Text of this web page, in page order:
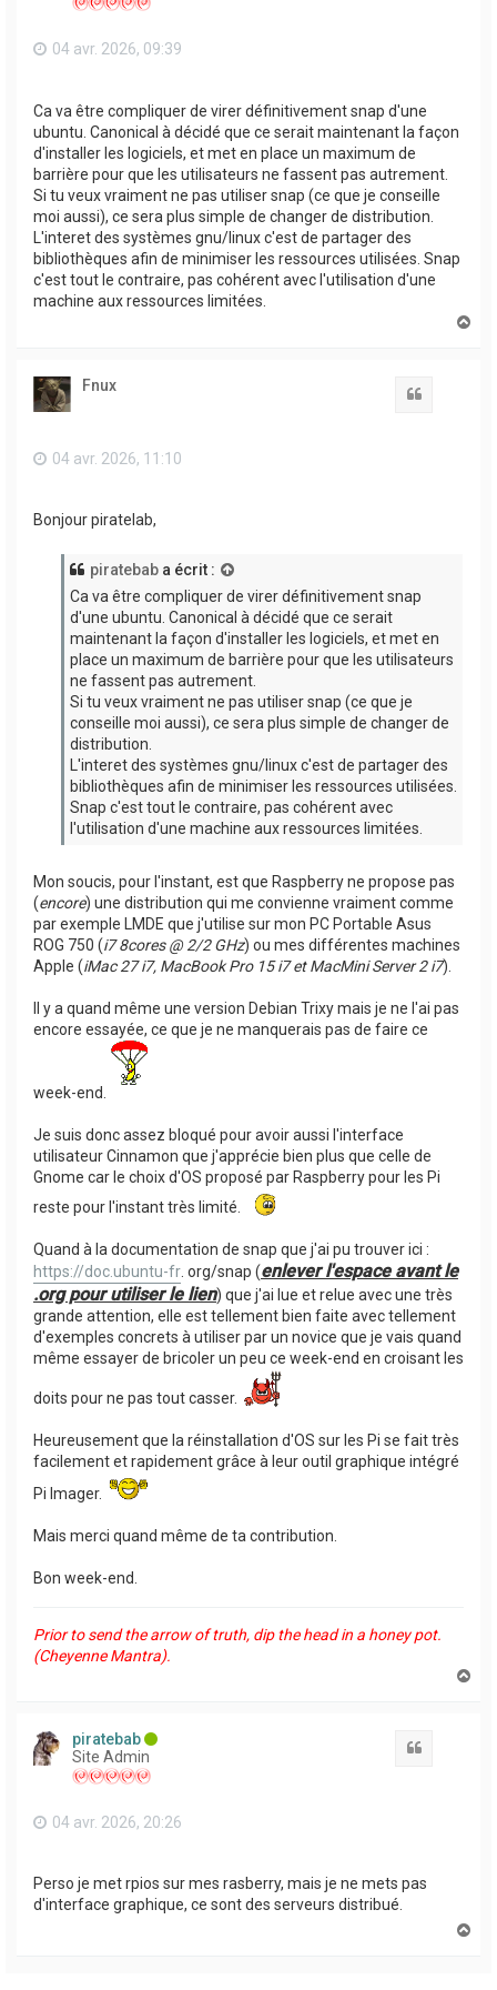
    class-ID: 0900
  System Temperatures: cpu: 61.3 C mobo: N/A
  Active apt repos in: /etc/apt/sources.list
1: deb http: //c.archive.ubuntu .com/ubuntu/
2: deb http: //ports.ubuntu .com/ubuntu-
3: deb http: //c.archive.ubuntu .com/
4: deb http: //c.archive.ubuntu .com/
5: deb http: //ports.ubuntu .com/ubuntu-
6: deb http: //ports.ubuntu .com/ubuntu-
7: deb http: //ports.ubuntu .com/ubuntu-
Active apt repos in: /etc/apt/sources.list.d/
1: deb https: //esm.ubuntu .com/apps/ubuntu
Active apt repos in: /etc/apt/sources.list.d/
1: deb https: //esm.ubuntu .com/infra/
Active apt repos in: /etc/apt/sources.list.d/
1: deb http: //c.archive.ubuntu .com/
Memory: total: N/A available: 15.6 GiB used:
Processes: 333 Power: uptime: 5h 7m suspend:
    default: graphical
04 avr. 2026, 09:39
Ca va être compliquer de virer définitivement snap d'une
ubuntu. Canonical à décidé que ce serait maintenant la façon
d'installer les logiciels, et met en place un maximum de
barrière pour que les utilisateurs ne fassent pas autrement.
Si tu veux vraiment ne pas utiliser snap (ce que je conseille
moi aussi), ce sera plus simple de changer de distribution.
L'interet des systèmes gnu/linux c'est de partager des
bibliothèques afin de minimiser les ressources utilisées. Snap
c'est tout le contraire, pas cohérent avec l'utilisation d'une
machine aux ressources limitées.
Fnux
04 avr. 2026, 11:10
Bonjour piratelab,
piratebab a écrit :
Ca va être compliquer de virer définitivement snap
d'une ubuntu. Canonical à décidé que ce serait
maintenant la façon d'installer les logiciels, et met en
place un maximum de barrière pour que les utilisateurs
ne fassent pas autrement.
Si tu veux vraiment ne pas utiliser snap (ce que je
conseille moi aussi), ce sera plus simple de changer de
distribution.
L'interet des systèmes gnu/linux c'est de partager des
bibliothèques afin de minimiser les ressources utilisées.
Snap c'est tout le contraire, pas cohérent avec
l'utilisation d'une machine aux ressources limitées.
Mon soucis, pour l'instant, est que Raspberry ne propose pas
(encore) une distribution qui me convienne vraiment comme
par exemple LMDE que j'utilise sur mon PC Portable Asus
ROG 750 (i7 8cores @ 2/2 GHz) ou mes différentes machines
Apple (iMac 27 i7, MacBook Pro 15 i7 et MacMini Server 2 i7).
Il y a quand même une version Debian Trixy mais je ne l'ai pas
encore essayée, ce que je ne manquerais pas de faire ce
week-end.
Je suis donc assez bloqué pour avoir aussi l'interface
utilisateur Cinnamon que j'apprécie bien plus que celle de
Gnome car le choix d'OS proposé par Raspberry pour les Pi
reste pour l'instant très limité.
Quand à la documentation de snap que j'ai pu trouver ici :
https://doc.ubuntu-fr . org/snap (enlever l'espace avant le
.org pour utiliser le lien) que j'ai lue et relue avec une très
grande attention, elle est tellement bien faite avec tellement
d'exemples concrets à utiliser par un novice que je vais quand
même essayer de bricoler un peu ce week-end en croisant les
doits pour ne pas tout casser.
Heureusement que la réinstallation d'OS sur les Pi se fait très
facilement et rapidement grâce à leur outil graphique intégré
Pi Imager.
Mais merci quand même de ta contribution.
Bon week-end.
Prior to send the arrow of truth, dip the head in a honey pot.
(Cheyenne Mantra).
piratebab
Site Admin
04 avr. 2026, 20:26
Perso je met rpios sur mes rasberry, mais je ne mets pas
d'interface graphique, ce sont des serveurs distribué.